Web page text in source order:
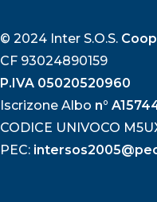
© 2024 Inter S.O.S.
CF 93024890159
P.IVA 05020520960
Iscrizone Albo n°
CODICE UNIVOCO
PEC: